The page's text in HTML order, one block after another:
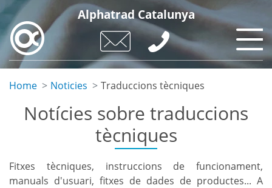
Skip
main
content
Alphatrad Catalunya
Home Noticies Traduccions tècniques
Notícies sobre traduccions
tècniques
Fitxes tècniques, instruccions de funcionament,
manuals d'usuari, fitxes de dades de productes... A